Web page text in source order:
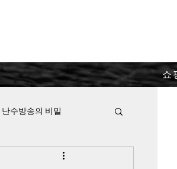
쇼
수방송의 비밀